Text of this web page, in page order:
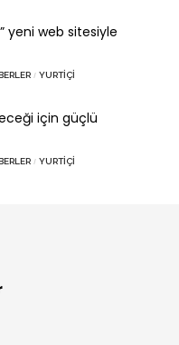
yeni web sitesiyle
YURTIÇI
için güçlü
YURTIÇI